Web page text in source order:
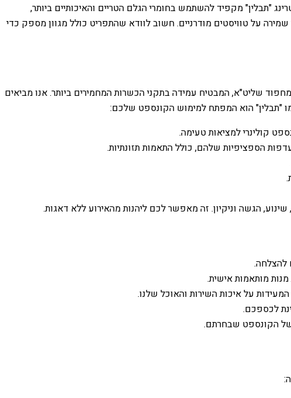
"תבלין" מקפיד להשתמש בחומרי הגלם הטריים והאיכותיים ביותר,
על טוויסטים מודרניים. חשוב לוודא שהתפריט כולל מגוון מספק כדי
שליט"א, המבטיח עמידה בתקני הכשרות המחמירים ביותר. אנו מביאים
כמו "תבלין" הוא המפתח למימוש הקונספט שלכם:
קולינרי למציאות טעימה.
הספציפיות שלהם, כולל התאמות תזונתיות.
הגשה וניקיון. זה מאפשר לכם ליהנות מהאירוע ללא דאגות.
להצלחה.
מנות מותאמות אישית.
על איכות השירות והאוכל שלנו.
לכספכם.
הקונספט שבחרתם.